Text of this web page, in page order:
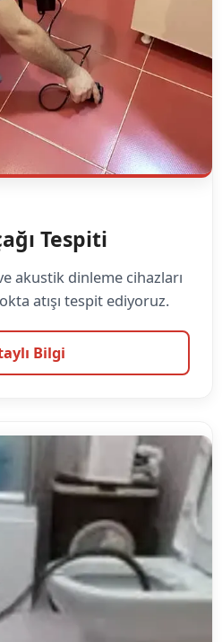
Tespiti
akustik dinleme cihazları
atışı tespit ediyoruz.
Bilgi